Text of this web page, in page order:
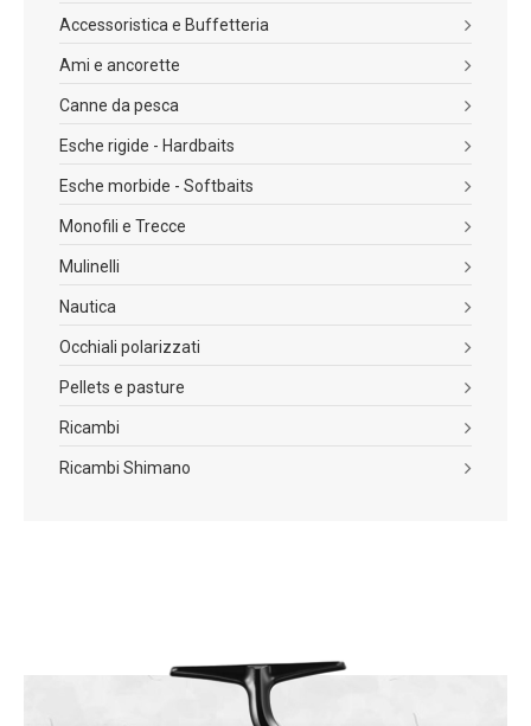
Accessoristica e Buffetteria
Ami e ancorette
Canne da pesca
Esche rigide - Hardbaits
Esche morbide - Softbaits
Monofili e Trecce
Mulinelli
Nautica
Occhiali polarizzati
Pellets e pasture
Ricambi
Ricambi Shimano